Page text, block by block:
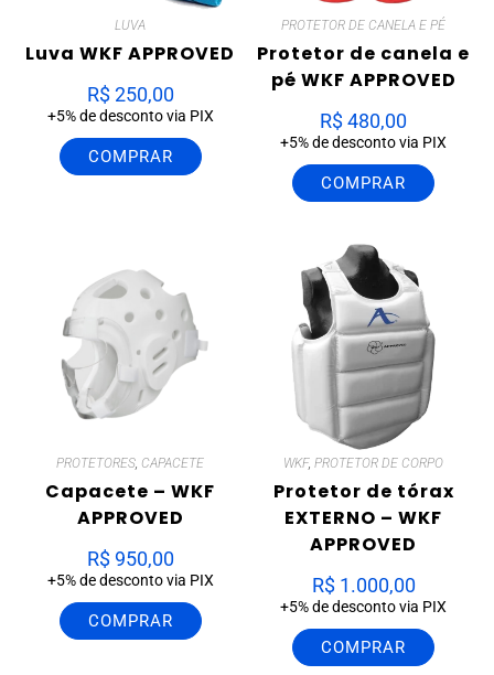
LUVA
Luva WKF APPROVED
R$250,00
+5% de desconto via PIX
COMPRAR
PROTETOR DE CANELA E PÉ
Protetor de canela e
pé WKF APPROVED
R$480,00
+5% de desconto via PIX
COMPRAR
PROTETORES, CAPACETE
Capacete – WKF
APPROVED
R$950,00
+5% de desconto via PIX
COMPRAR
WKF,PROTETOR DE CORPO
Protetor de tórax
EXTERNO – WKF
APPROVED
R$1.000,00
+5% de desconto via PIX
COMPRAR